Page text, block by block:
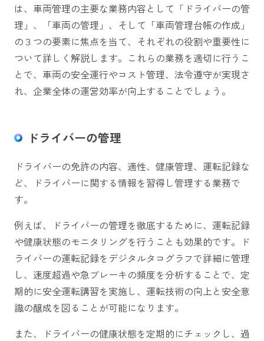
は、車両管理の主要な業務内容として「ドライバーの管
理」、「車両の管理」、そして「車両管理台帳の作成」
の３つの要素に焦点を当て、それぞれの役割や重要性に
ついて詳しく解説します。これらの業務を適切に行うこ
とで、車両の安全運行やコスト管理、法令遵守が実現さ
れ、企業全体の運営効率が向上することでしょう。
ドライバーの管理
ドライバーの免許の内容、適性、健康管理、運転記録な
ど、ドライバーに関する情報を習得し管理する業務で
す。
例えば、ドライバーの管理を徹底するために、運転記録
や健康状態のモニタリングを行うことも効果的です。ド
ライバーの運転記録をデジタルタコグラフで詳細に管理
し、速度超過や急ブレーキの頻度を分析することで、定
期的に安全運転講習を実施し、運転技術の向上と安全意
識の醸成を図ることが可能になります。
また、ドライバーの健康状態を定期的にチェックし、過